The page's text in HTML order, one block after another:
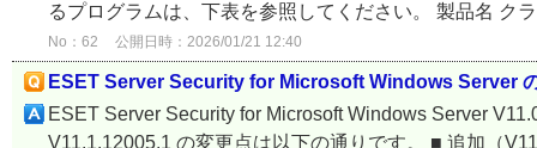
るプログラムは、下表を参照してください。 製品名 ク
No：62 公開日時：2026/01/21 12:40
ESET Server Security for Microsoft Windows Server
ESET Server Security for Microsoft Windows Server
V11.1.12005.1 の変更点は以下の通りです。 ■ 追加（